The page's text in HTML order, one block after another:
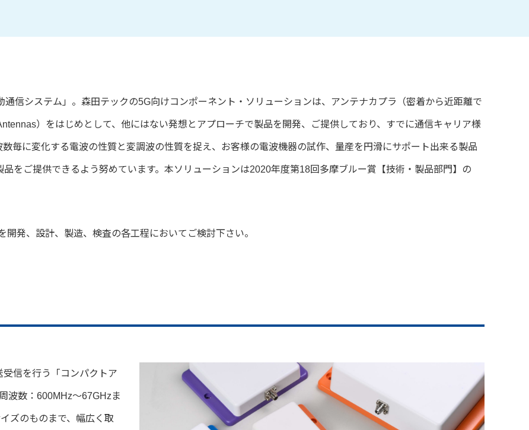
信システム」。森田テックの5G向けコンポーネント・ソリューションは、アンテナカプラ（密着から近距離で
）をはじめとして、他にはない発想とアプローチで製品を開発、ご提供しており、すでに通信キャリア様
毎に変化する電波の性質と変調波の性質を捉え、お客様の電波機器の試作、量産を円滑にサポート出来る製品
をご提供できるよう努めています。本ソリューションは2020年度第18回多摩ブルー賞【技術・製品部門】の
発、設計、製造、検査の各工程においてご検討下さい。
信を行う「コンパクトア
波数：600MHz～67GHzま
ズのものまで、幅広く取